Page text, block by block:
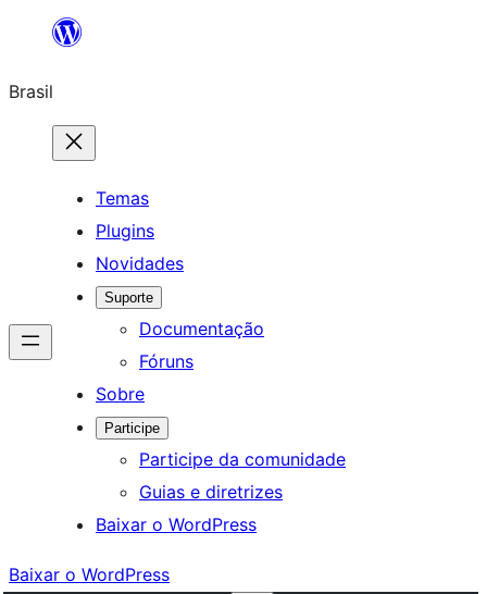
o
conteúdo
Brasil
Temas
Plugins
Novidades
Suporte
Documentação
Fóruns
Sobre
Participe
Participe da comunidade
Guias e diretrizes
Baixar o WordPress
Baixar o WordPress